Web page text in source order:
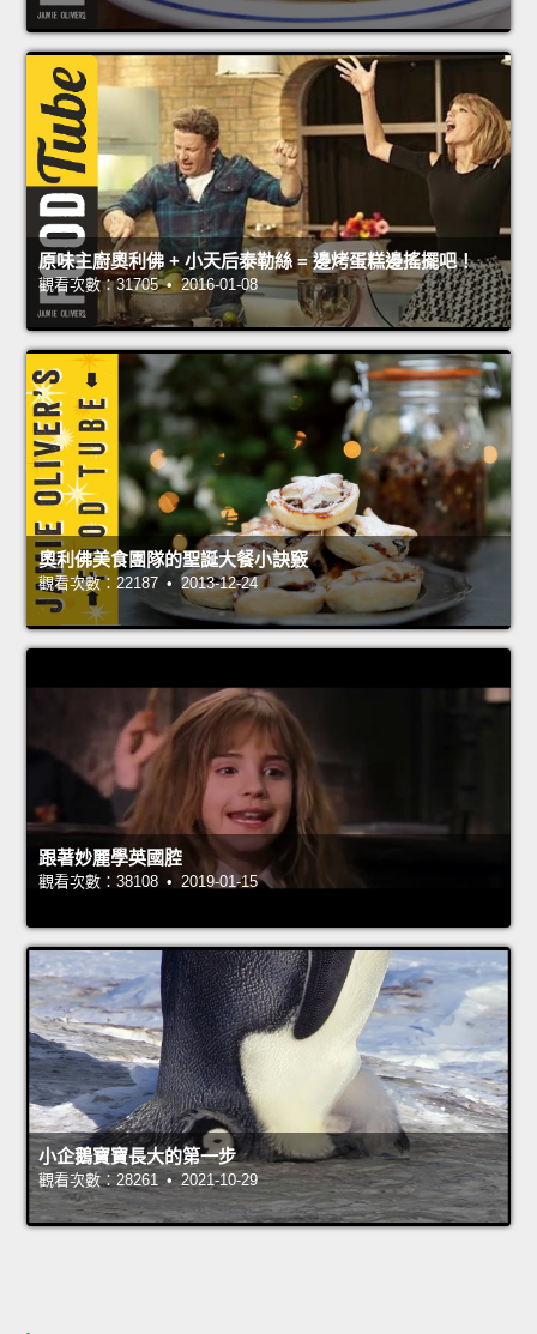
原味主廚奧利佛 + 小天后泰勒絲 = 邊烤蛋糕邊搖擺吧！
觀看次數：31705 • 2016-01-08
奧利佛美食團隊的聖誕大餐小訣竅
觀看次數：22187 • 2013-12-24
跟著妙麗學英國腔
觀看次數：38108 • 2019-01-15
小企鵝寶寶長大的第一步
觀看次數：28261 • 2021-10-29